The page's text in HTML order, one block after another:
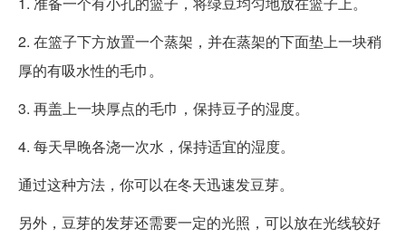
2. 在篮子下方放置一个蒸架，并在蒸架的下面垫上一块稍
厚的有吸水性的毛巾。
3. 再盖上一块厚点的毛巾，保持豆子的湿度。
4. 每天早晚各浇一次水，保持适宜的湿度。
通过这种方法，你可以在冬天迅速发豆芽。
另外，豆芽的发芽还需要一定的光照，可以放在光线较好